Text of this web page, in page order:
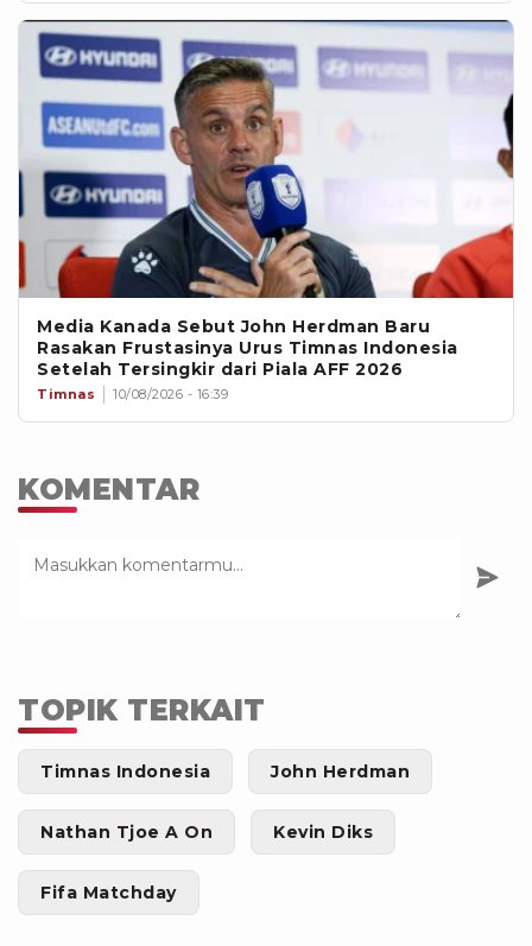
Media Kanada Sebut John Herdman Baru
Rasakan Frustasinya Urus Timnas Indonesia
Setelah Tersingkir dari Piala AFF 2026
Timnas 10/08/2026 - 16:39
KOMENTAR
TOPIK TERKAIT
Timnas Indonesia John Herdman
Nathan Tjoe A On Kevin Diks
Fifa Matchday